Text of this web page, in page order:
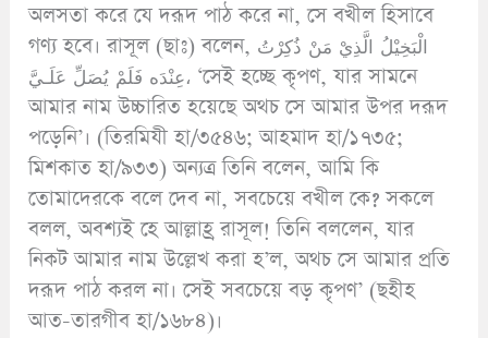
অলসতা করে যে দরূদ পাঠ করে না, সে বখীল হিসাবে
গণ্য হবে। রাসূল (ছাঃ) বলেন, الْبَخِيْلُ الَّذِيْ مَنْ ذُكِرْتُ
عِنْدَه فَلَمْ يُصَلِّ عَلَـيَّ، ‘সেই হচ্ছে কৃপণ, যার সামনে
আমার নাম উচ্চারিত হয়েছে অথচ সে আমার উপর দরূদ
পড়েনি’। (তিরমিযী হা/৩৫৪৬; আহমাদ হা/১৭৩৫;
মিশকাত হা/৯৩৩) অন্যত্র তিনি বলেন, আমি কি
তোমাদেরকে বলে দেব না, সবচেয়ে বখীল কে? সকলে
বলল, অবশ্যই হে আল্লাহ্র রাসূল! তিনি বললেন, যার
নিকট আমার নাম উল্লেখ করা হ’ল, অথচ সে আমার প্রতি
দরূদ পাঠ করল না। সেই সবচেয়ে বড় কৃপণ’ (ছহীহ
আত-তারগীব হা/১৬৮৪)।